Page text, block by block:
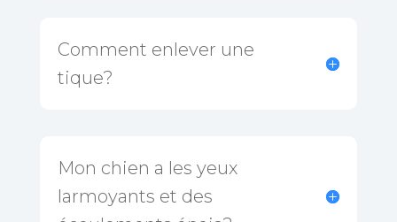
Comment enlever une
tique?
Mon chien a les yeux
larmoyants et des